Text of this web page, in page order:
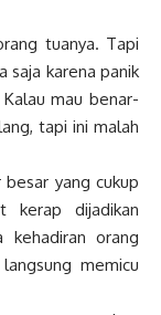
tuanya. Tapi
saja karena panik
mau benar-
tapi ini malah
yang cukup
kerap dijadikan
kehadiran orang
memicu